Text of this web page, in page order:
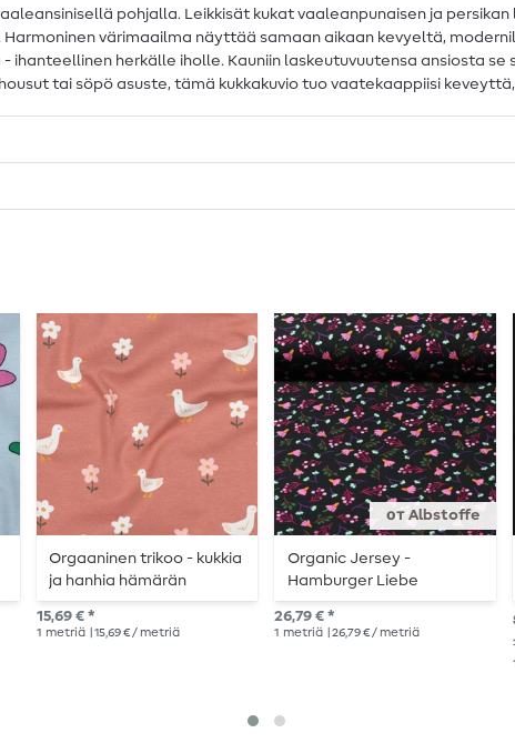
pohjalla. Leikkisät kukat vaaleanpunaisen ja
värimaailma näyttää samaan aikaan kevyeltä,
herkälle iholle. Kauniin laskeutuvuutensa ansiosta se
tai söpö asuste, tämä kukkakuvio tuo vaatekaappiisi
Orgaaninen trikoo - kukkia
ja hanhia hämärän
vaaleanpunainen
15,69 € *
1 metriä | 15,69 € / metriä
от Albstoffe
Organic Jersey -
Hamburger Liebe
Digitaalipainatus
Evermore Everything
26,79 € *
1 metriä | 26,79 € / metriä